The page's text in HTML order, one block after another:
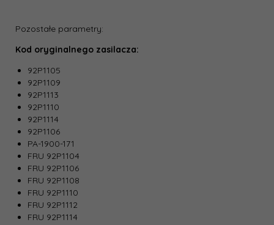
Pozostałe parametry:
Kod oryginalnego zasilacza:
92P1105
92P1109
92P1113
92P1110
92P1114
92P1106
PA-1900-171
FRU 92P1104
FRU 92P1106
FRU 92P1108
FRU 92P1110
FRU 92P1112
FRU 92P1114